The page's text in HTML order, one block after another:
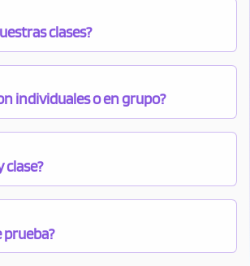
clases?
individuales o en grupo?
clase?
prueba?